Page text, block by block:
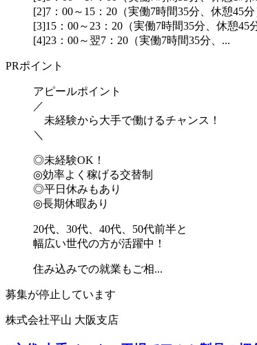
[2]7：00～15：20（実働7時間35分、休憩45分
[3]15：00～23：20（実働7時間35分、休憩45
[4]23：00～翌7：20（実働7時間35分、...
PRポイント
アピールポイント
／
未経験から大手で働けるチャンス！
＼
◎未経験OK！
◎効率よく稼げる交替制
◎平日休みもあり
◎長期休暇あり
20代、30代、40代、50代前半と
幅広い世代の方が活躍中！
住み込みでの就業もご相...
募集が停止しています
株式会社平山 大阪支店